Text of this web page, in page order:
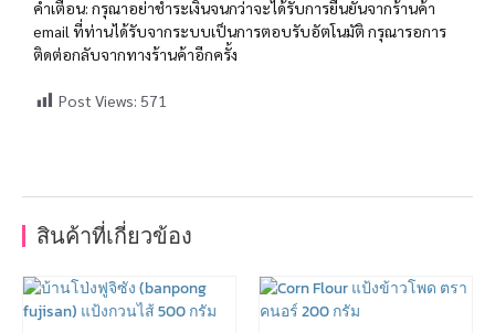
คำเตือน: กรุณาอย่าชำระเงินจนกว่าจะได้รับการยืนยันจากร้านค้า
email ที่ท่านได้รับจากระบบเป็นการตอบรับอัตโนมัติ กรุณารอการ
ติดต่อกลับจากทางร้านค้าอีกครั้ง
Post Views: 571
สินค้าที่เกี่ยวข้อง